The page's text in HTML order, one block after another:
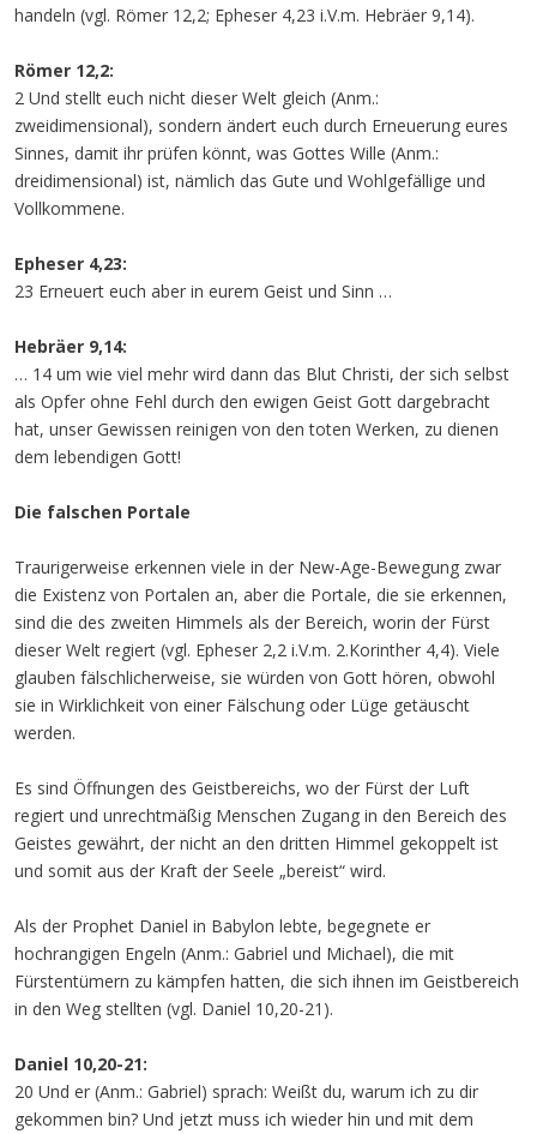
handeln (vgl. Römer 12,2; Epheser 4,23 i.V.m. Hebräer 9,14).
Römer 12,2:
2 Und stellt euch nicht dieser Welt gleich (Anm.:
zweidimensional), sondern ändert euch durch Erneuerung eures
Sinnes, damit ihr prüfen könnt, was Gottes Wille (Anm.:
dreidimensional) ist, nämlich das Gute und Wohlgefällige und
Vollkommene.
Epheser 4,23:
23 Erneuert euch aber in eurem Geist und Sinn …
Hebräer 9,14:
… 14 um wie viel mehr wird dann das Blut Christi, der sich selbst
als Opfer ohne Fehl durch den ewigen Geist Gott dargebracht
hat, unser Gewissen reinigen von den toten Werken, zu dienen
dem lebendigen Gott!
Die falschen Portale
Traurigerweise erkennen viele in der New-Age-Bewegung zwar
die Existenz von Portalen an, aber die Portale, die sie erkennen,
sind die des zweiten Himmels als der Bereich, worin der Fürst
dieser Welt regiert (vgl. Epheser 2,2 i.V.m. 2.Korinther 4,4). Viele
glauben fälschlicherweise, sie würden von Gott hören, obwohl
sie in Wirklichkeit von einer Fälschung oder Lüge getäuscht
werden.
Es sind Öffnungen des Geistbereichs, wo der Fürst der Luft
regiert und unrechtmäßig Menschen Zugang in den Bereich des
Geistes gewährt, der nicht an den dritten Himmel gekoppelt ist
und somit aus der Kraft der Seele „bereist“ wird.
Als der Prophet Daniel in Babylon lebte, begegnete er
hochrangigen Engeln (Anm.: Gabriel und Michael), die mit
Fürstentümern zu kämpfen hatten, die sich ihnen im Geistbereich
in den Weg stellten (vgl. Daniel 10,20-21).
Daniel 10,20-21:
20 Und er (Anm.: Gabriel) sprach: Weißt du, warum ich zu dir
gekommen bin? Und jetzt muss ich wieder hin und mit dem